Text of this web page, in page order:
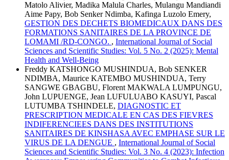
Matolo Alivier, Madika Malula Charles, Mulangu Mandiandi
Aime Papy, Bob Senker Ndimba, Kafinga Luzolo Emery,
GESTION DES DECHETS BIOMEDICAUX DANS DES
FORMATIONS SANITAIRES DE LA PROVINCE DE
LOMAMI /RD-CONGO. , International Journal of Social
Sciences and Scientific Studies: Vol. 5 No. 2 (2025): Mental
Health and Well-Being
Freddy KATSHONGO MUSHINDUA, Bob SENKER
NDIMBA, Maurice KATEMBO MUSHINDUA, Terry
SANGWE GBAGBU, Florent MAKWALA LUMPUNGU,
John LUPUENGE, Jean LUFULUABO KASUYI, Pascal
LUTUMBA TSHINDELE, DIAGNOSTIC ET
PRESCRIPTION MEDICALE EN CAS DES FIEVRES
INDIFERENCIEES DANS DES INSTITUTIONS
SANITAIRES DE KINSHASA AVEC EMPHASE SUR LE
VIRUS DE LA DENGUE , International Journal of Social
Sciences and Scientific Studies: Vol. 3 No. 4 (2023): Infection